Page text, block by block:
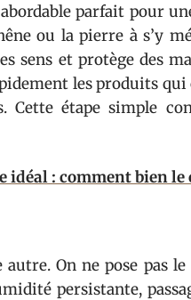
parfait pour
ou la pierre à s’y
sens et protège des
les produits
Cette étape simple
idéal : comment bien
On ne pose pas
persistante,